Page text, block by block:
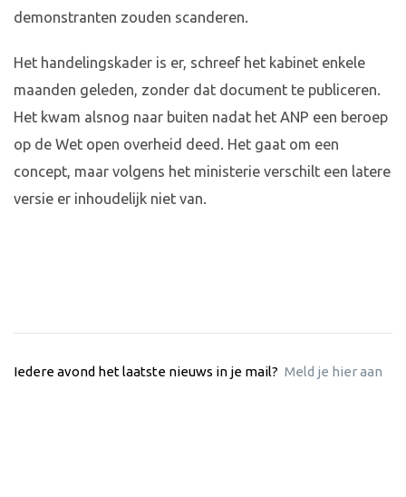
demonstranten zouden scanderen.
Het handelingskader is er, schreef het kabinet enkele
maanden geleden, zonder dat document te publiceren.
Het kwam alsnog naar buiten nadat het ANP een beroep
op de Wet open overheid deed. Het gaat om een
concept, maar volgens het ministerie verschilt een latere
versie er inhoudelijk niet van.
Iedere avond het laatste nieuws in je mail? Meld je hier aan